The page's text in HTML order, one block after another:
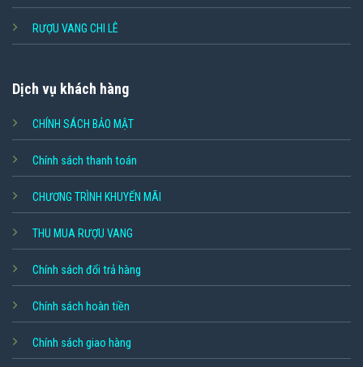
RƯỢU VANG CHI LÊ
Dịch vụ khách hàng
CHÍNH SÁCH BẢO MẬT
Chính sách thanh toán
CHƯƠNG TRÌNH KHUYẾN MÃI
THU MUA RƯỢU VANG
Chính sách đổi trả hàng
Chính sách hoàn tiền
Chính sách giao hàng